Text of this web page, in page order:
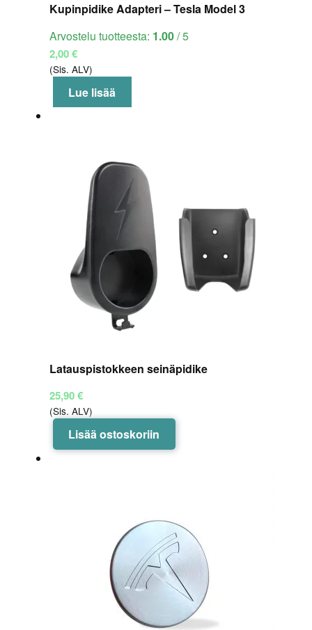
Kupinpidike Adapteri – Tesla Model 3
Arvostelu tuotteesta: 1.00/ 5
2,00€
(Sis. ALV)
Lue lisää
Latauspistokkeen seinäpidike
25,90€
(Sis. ALV)
Lisää ostoskoriin